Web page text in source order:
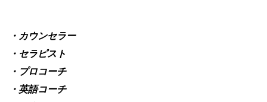
・カウンセラー
・セラピスト
・プロコーチ
・英語コーチ